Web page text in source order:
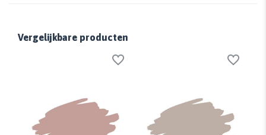
Vergelijkbare producten